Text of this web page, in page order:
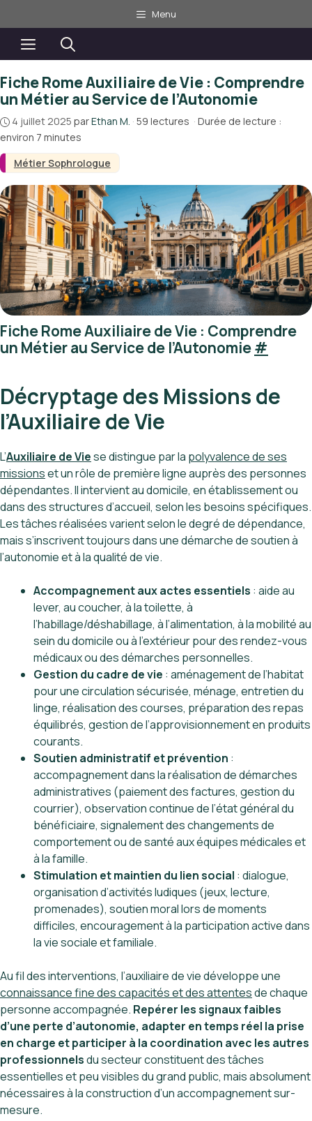
au
contenu
Menu
Menu
Métier Sophrologue
Fiche Rome Auxiliaire de Vie : Comprendre
un Métier au Service de l’Autonomie
4 juillet 2025 parEthan M. · 59 lectures · Durée de lecture :
environ 7 minutes
Fiche Rome Auxiliaire de Vie : Comprendre
un Métier au Service de l’Autonomie#
Décryptage des Missions de
l’Auxiliaire de Vie
L’Auxiliaire de Viese distingue par la polyvalence de ses
missionset un rôle de première ligne auprès des personnes
dépendantes. Il intervient au domicile, en établissement ou
dans des structures d’accueil, selon les besoins spécifiques.
Les tâches réalisées varient selon le degré de dépendance,
mais s’inscrivent toujours dans une démarche de soutien à
l’autonomie et à la qualité de vie.
Accompagnement aux actes essentiels : aide au
lever, au coucher, à la toilette, à
l’habillage/déshabillage, à l’alimentation, à la mobilité au
sein du domicile ou à l’extérieur pour des rendez-vous
médicaux ou des démarches personnelles.
Gestion du cadre de vie : aménagement de l’habitat
pour une circulation sécurisée, ménage, entretien du
linge, réalisation des courses, préparation des repas
équilibrés, gestion de l’approvisionnement en produits
courants.
Soutien administratif et prévention :
accompagnement dans la réalisation de démarches
administratives (paiement des factures, gestion du
courrier), observation continue de l’état général du
bénéficiaire, signalement des changements de
comportement ou de santé aux équipes médicales et
à la famille.
Stimulation et maintien du lien social : dialogue,
organisation d’activités ludiques (jeux, lecture,
promenades), soutien moral lors de moments
difficiles, encouragement à la participation active dans
la vie sociale et familiale.
Au fil des interventions, l’auxiliaire de vie développe une
connaissance fine des capacités et des attentesde chaque
personne accompagnée. Repérer les signaux faibles
d’une perte d’autonomie, adapter en temps réel la prise
en charge et participer à la coordination avec les autres
professionnelsdu secteur constituent des tâches
essentielles et peu visibles du grand public, mais absolument
nécessaires à la construction d’un accompagnement sur-
mesure.